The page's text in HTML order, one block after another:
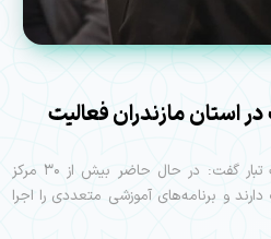
در استان مازندران فعالیت
حجت الاسلام محمد مهدی شریف تبار گفت: در حال حاضر بیش از ۳۰ مرکز
و برنامه‌های آموزشی متعددی را اجرا